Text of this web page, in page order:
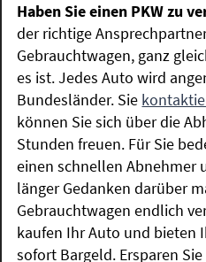
Haben Sie einen PKW zu
der richtige
Gebrauchtwagen, ganz
es ist. Jedes Auto wird
Bundesländer. Sie
können Sie sich über die
Stunden freuen. Für Sie
einen schnellen Abnehmer
länger Gedanken darüber
Gebrauchtwagen endlich
kaufen Ihr Auto und bieten
sofort Bargeld. Ersparen